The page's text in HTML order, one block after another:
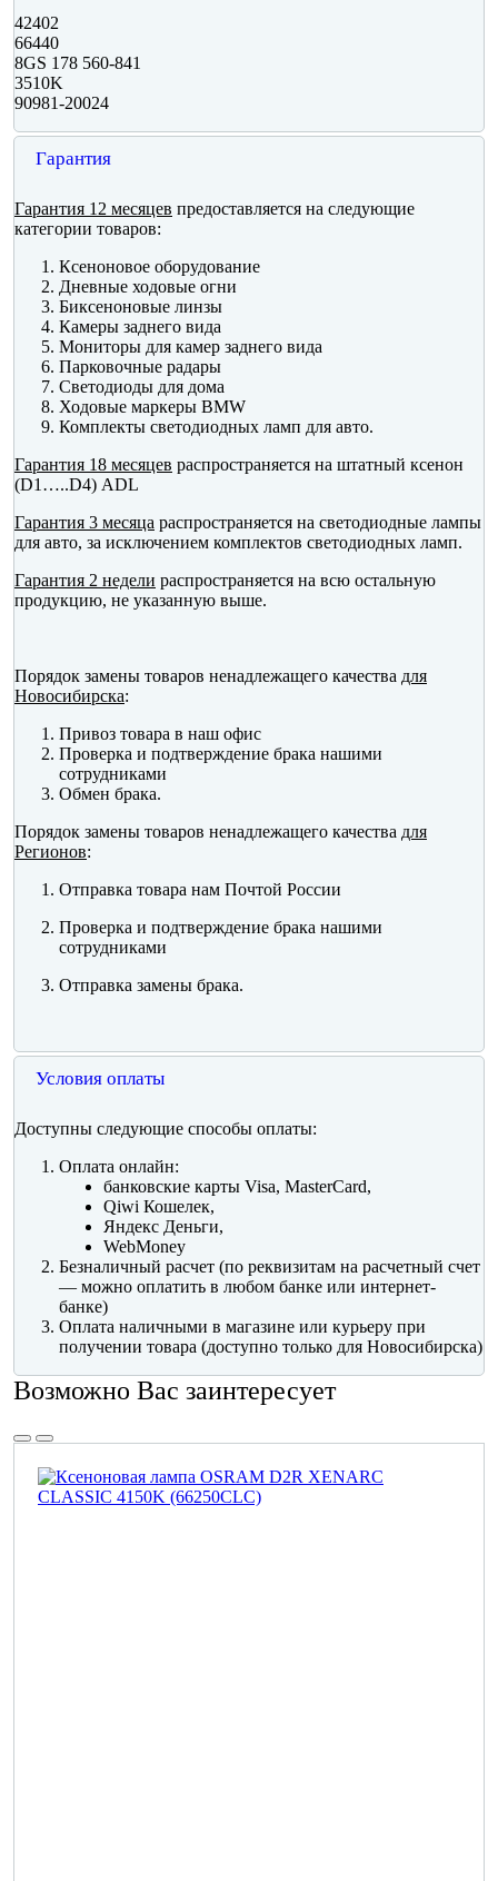
42402
66440
8GS 178 560-841
3510K
90981-20024
Гарантия
Гарантия 12 месяцев предоставляется на следующие
категории товаров:
Ксеноновое оборудование
Дневные ходовые огни
Биксеноновые линзы
Камеры заднего вида
Мониторы для камер заднего вида
Парковочные радары
Светодиоды для дома
Ходовые маркеры BMW
Комплекты светодиодных ламп для авто.
Гарантия 18 месяцев распространяется на штатный ксенон
(D1…..D4) ADL
Гарантия 3 месяца распространяется на светодиодные лампы
для авто, за исключением комплектов светодиодных ламп.
Гарантия 2 недели распространяется на всю остальную
продукцию, не указанную выше.
Порядок замены товаров ненадлежащего качества для
Новосибирска:
Привоз товара в наш офис
Проверка и подтверждение брака нашими
сотрудниками
Обмен брака.
Порядок замены товаров ненадлежащего качества для
Регионов:
Отправка товара нам Почтой России
Проверка и подтверждение брака нашими
сотрудниками
Отправка замены брака.
Условия оплаты
Доступны следующие способы оплаты:
Оплата онлайн:
банковские карты Visa, MasterCard,
Qiwi Кошелек,
Яндекс Деньги,
WebMoney
Безналичный расчет (по реквизитам на расчетный счет
— можно оплатить в любом банке или интернет-
банке)
Оплата наличными в магазине или курьеру при
получении товара (доступно только для Новосибирска)
Возможно Вас заинтересует